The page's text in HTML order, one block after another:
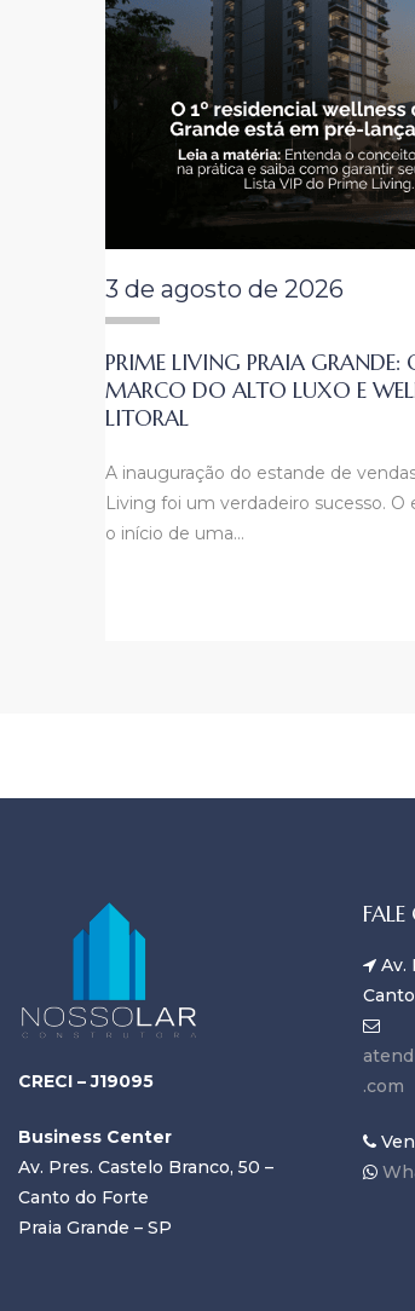
3 de agosto de 2026
PRIME LIVING PRAIA
MARCO DO ALTO LUXO E
LITORAL
A inauguração do estande de
Living foi um verdadeiro sucesso.
o início de uma…
CRECI – J19095
Business Center
Av. Pres. Castelo Branco, 50 –
Canto do Forte
Praia Grande – SP
Av.
.com